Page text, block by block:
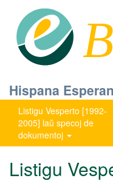
Hispana
Listigu Vesperto [1992-
2005] laŭ specoj de
dokumentoj
Listigu